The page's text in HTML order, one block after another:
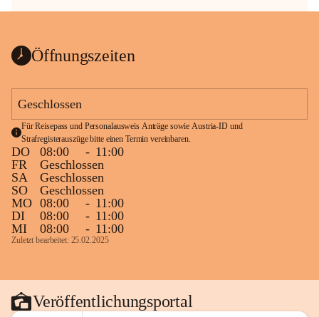
Öffnungszeiten
Geschlossen
Für Reisepass und Personalausweis Anträge sowie Austria-ID und
Strafregisterauszüge bitte einen Termin vereinbaren.
DO 08:00 - 11:00
FR
Geschlossen
SA
Geschlossen
SO
Geschlossen
MO 08:00 - 11:00
DI
08:00 - 11:00
MI
08:00 - 11:00
Zuletzt bearbeitet: 25.02.2025
Veröffentlichungsportal